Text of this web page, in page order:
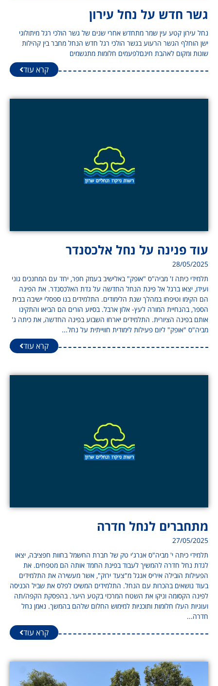
גשר חדש על נחל עירון
נחל עירון קטע עין שמר מתחדש אחרי שנים של גשר הולכי רגל מיתולוגי
ישן הוחלף הגשר הרעוע בגשר הולכי רגל חדש הנחל מחבר בין קהילות
שונות ומקום לאהבת חינםלפעמים חלומות מתגשמים
קרא עוד
עוד פנינה על נחל אלכסנדר
28/05/2025
תלמידי כיתה ז' מביה"ס "אופק" באלישיב בעמק חפר, יחד עם המחנכים גוני
ועידו, יצאו ברגל אל פינת הנחל החדשה על גדת האלכסנדר. את הפינה
הם הקימו וטיפחו במהלך שנת הלימודים. התלמידים בנו ספסלי ישיבה בבית
הספר, בהנחיית המורה לעץ- אלון ארבל. בסיוע הורים הם הביאו והתקינו
אותם בפינה הציורית. התלמידים יארחו השבוע בפינה החדשה, את כיתה ג'
מביה"ס "אופק" ליום פעילות לימודית חווייתית על נחל...
קרא עוד
מתחברים לנחל חדרה
27/05/2025
תלמידי כיתה י' מביה"ס אנרג'י טק של חברת החשמל בחוות חפציבה, יצאו
לגדת נחל חדרה להמשיך לעבוד בפינת החמד אותה הם מטפחים. את
הפעילות הובילה איריס אנגל מ"צעד ירוק", אשר מעשירה את התלמידים
בעוד נושאים בהכרות עם הנחל. התלמידים המשיכו לפלס את שביל הכניסה
לפינה הקסומה וניקו את השטח המרכזי בקטע היער. בהפסקת הקפה/תה
ועוגיות העלו חלומות ותוכניות למימוש החלום שלהם בהמשך. נאמן נחל
חדרה...
קרא עוד